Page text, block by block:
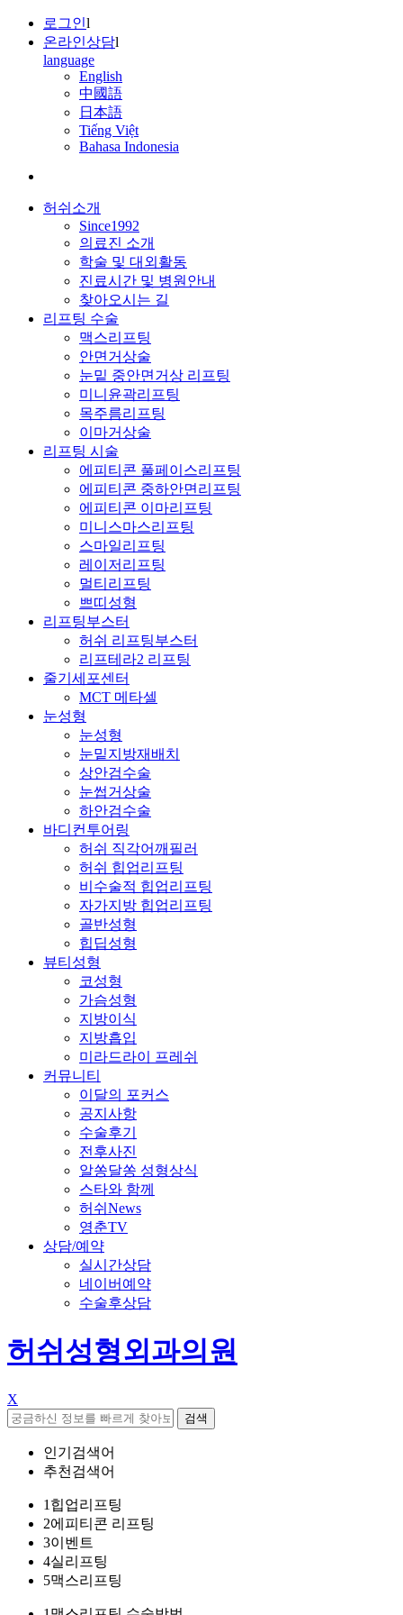
로그인l
온라인상담l
language
English
中國語
日本語
Tiếng Việt
Bahasa Indonesia
허쉬소개
Since1992
의료진 소개
학술 및 대외활동
진료시간 및 병원안내
찾아오시는 길
리프팅 수술
맥스리프팅
안면거상술
눈밑 중안면거상 리프팅
미니윤곽리프팅
목주름리프팅
이마거상술
리프팅 시술
에피티콘 풀페이스리프팅
에피티콘 중하안면리프팅
에피티콘 이마리프팅
미니스마스리프팅
스마일리프팅
레이저리프팅
멀티리프팅
쁘띠성형
리프팅부스터
허쉬 리프팅부스터
리프테라2 리프팅
줄기세포센터
MCT 메타셀
눈성형
눈성형
눈밑지방재배치
상안검수술
눈썹거상술
하안검수술
바디컨투어링
허쉬 직각어깨필러
허쉬 힙업리프팅
비수술적 힙업리프팅
자가지방 힙업리프팅
골반성형
힙딥성형
뷰티성형
코성형
가슴성형
지방이식
지방흡입
미라드라이 프레쉬
커뮤니티
이달의 포커스
공지사항
수술후기
전후사진
알쏭달쏭 성형상식
스타와 함께
허쉬News
영춘TV
상담/예약
실시간상담
네이버예약
수술후상담
허쉬성형외과의원
X
검색
인기검색어
추천검색어
1 힙업리프팅
2에피티콘 리프팅
3이벤트
4실리프팅
5맥스리프팅